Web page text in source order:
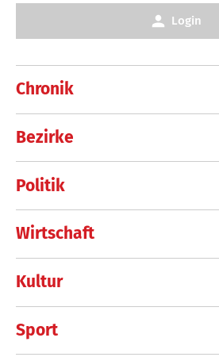
Chronik
Bezirke
Politik
Wirtschaft
Kultur
Sport
Login